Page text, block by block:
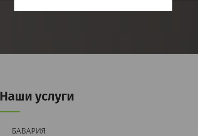
Наши услуги
БАВАРИЯ